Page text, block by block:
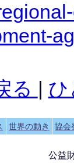
る ひ
世界の動き 協会
公益